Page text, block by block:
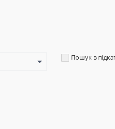
Пошук в